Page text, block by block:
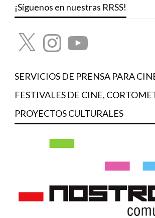
¡Síguenos en nuestras RRSS!
X InstagramYouTube
SERVICIOS DE PRENSA PARA
FESTIVALES DE CINE,
PROYECTOS CULTURALES